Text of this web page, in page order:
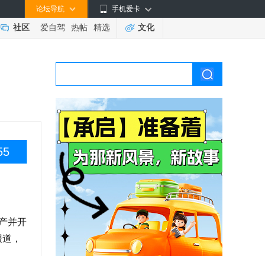
手机爱卡
论坛导航
社区 爱自驾 热帖 精选 文化
并开
，